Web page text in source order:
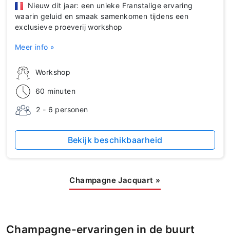
Workshop
60 minuten
2 - 6 personen
Nieuw dit jaar: een unieke Franstalige ervaring
waarin geluid en smaak samenkomen tijdens een
exclusieve proeverij workshop
Meer info »
Bekijk beschikbaarheid
Champagne Jacquart »
Champagne-ervaringen in de buurt